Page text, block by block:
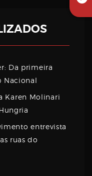
Da primeira
Nacional
Karen Molinari
entrevista
ruas do